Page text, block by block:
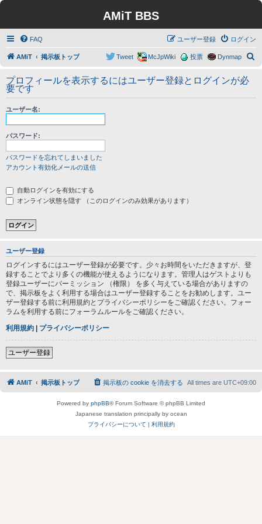
AMiT BBS
FAQ ログイン
ユーザー登録
AMiT 掲示板トップ Dynmap
投票
McJpWiki
Tweet
プロフィールを表示するにはユーザー登録とログインが必
要です
ユーザー名:
パスワード:
パスワードを忘れてしまいました
アカウント有効化メールの送信
自動ログインを有効にする
オンライン状態を隠す （このログインのみ効果があります）
ユーザー登録
ログインするにはユーザー登録が必要です。少々お時間をいただきますが、登
録することでより多くの機能が使えるようになります。管理人はゲストよりも
登録ユーザーにパーミッション （権限） を多く与えている場合がありますの
で、掲示板をよく利用する場合はユーザー登録することをお勧めします。ユー
ザー登録する前に利用規約とプライバシーポリシーをご確認ください。フォー
ラムを利用する前にフォーラムルールをご確認ください。
利用規約 | プライバシーポリシー
ユーザー登録
AMiT 掲示板トップ All times are UTC+09:00
掲示板の cookie を消去する
Powered by phpBB® Forum Software © phpBB Limited
Japanese translation principally by ocean
プライバシーについて | 利用規約